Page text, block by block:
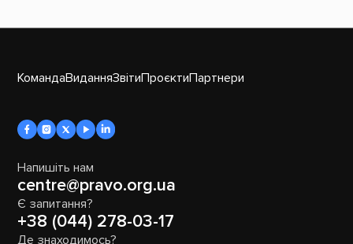
КомандаВиданняЗвітиПроєктиПартнери
Напишіть нам
centre@pravo.org.ua
Є запитання?
+38 (044) 278-03-17
Де знаходимось?